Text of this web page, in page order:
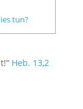
tun?
Heb. 13,2